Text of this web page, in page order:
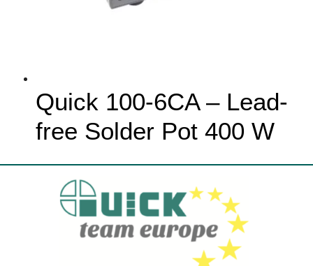
Quick 100-6CA – Lead-
free Solder Pot 400 W